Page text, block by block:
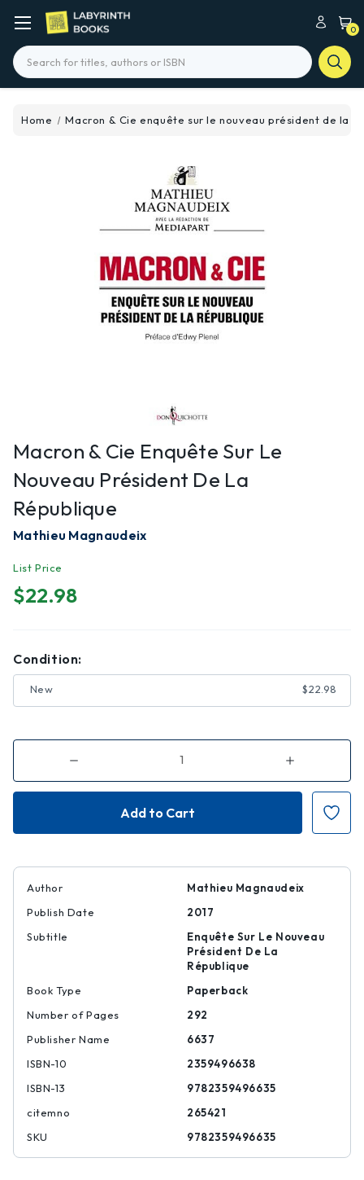
0
Search
Home Macron & Cie enquête sur le nouveau président de la
Macron & Cie Enquête Sur Le
Nouveau Président De La
République
Mathieu Magnaudeix
List Price
$22.98
Condition:
New $22.98
Decrease
of
Macron
République
Increase
of
Macron
enquête
de
la
Author
Mathieu Magnaudeix
Publish Date
2017
Subtitle
Enquête Sur Le Nouveau
Président De La
République
Book Type
Paperback
Number of Pages
292
Publisher Name
6637
ISBN-10
2359496638
ISBN-13
9782359496635
citemno
265421
SKU
9782359496635